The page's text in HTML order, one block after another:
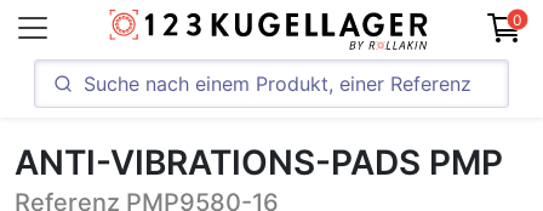
0
ANTI-VIBRATIONS-PADS PMP
Referenz PMP9580-16